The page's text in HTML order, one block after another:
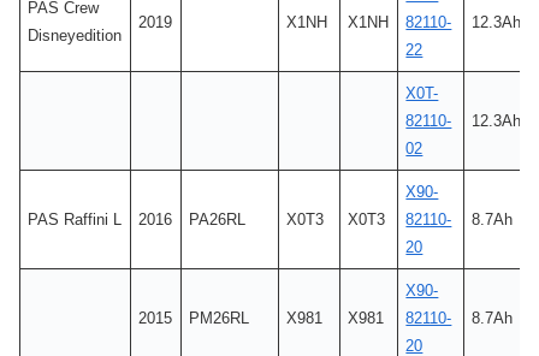
PAS Crew
Disneyedition
2019 X1NH X1NH
82110-
22
12.3Ah
X0T-
82110-
02
12.3Ah
PAS Raffini L 2016 PA26RL X0T3 X0T3
X90-
82110-
20
8.7Ah
2015 PM26RL X981 X981
X90-
82110-
20
8.7Ah